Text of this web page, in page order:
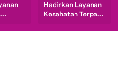
Hadirkan Layanan
Kesehatan Terpadu
Masyarakat